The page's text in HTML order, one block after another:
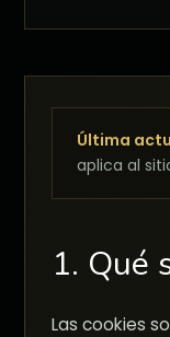
Última
aplica al
1. Qué
Las cookies